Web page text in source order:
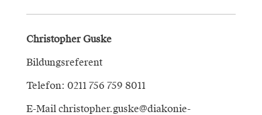
Christopher Guske
Bildungsreferent
Telefon: 0211 756 759 8011
E-Mail christopher.guske@diakonie-